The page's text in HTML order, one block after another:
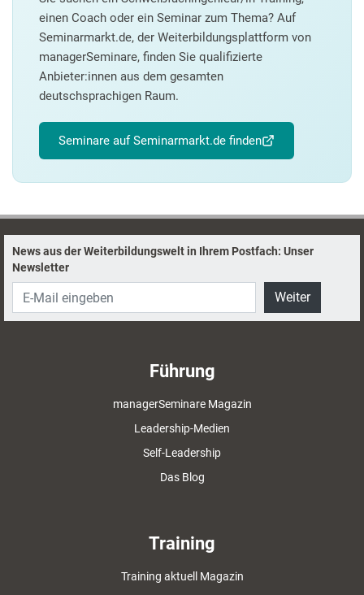
einen Coach oder ein Seminar zum Thema? Auf
Seminarmarkt.de, der Weiterbildungsplattform von
managerSeminare, finden Sie qualifizierte
Anbieter:innen aus dem gesamten
deutschsprachigen Raum.
Seminare auf Seminarmarkt.de finden
News aus der Weiterbildungswelt in Ihrem Postfach: Unser
Newsletter
Weiter
Führung
managerSeminare Magazin
Leadership-Medien
Self-Leadership
Das Blog
Training
Training aktuell Magazin